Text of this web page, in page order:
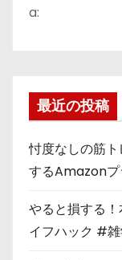
a:
最近の投稿
忖度なしの筋
するAmazonプ
やると損する
イフハック #